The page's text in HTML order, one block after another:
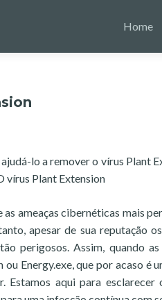
Home
lo a remover o vírus Plant
vírus Plant Extension
ameaças cibernéticas mais
apesar de sua reputação
perigosos. Assim, quando
Energy.exe, que por acaso é
Estamos aqui para